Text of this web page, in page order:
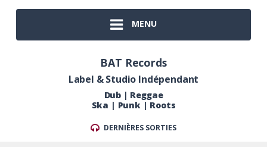
MENU
BAT Records
Label & Studio Indépendant
Dub | Reggae
Ska | Punk | Roots
DERNIÈRES SORTIES